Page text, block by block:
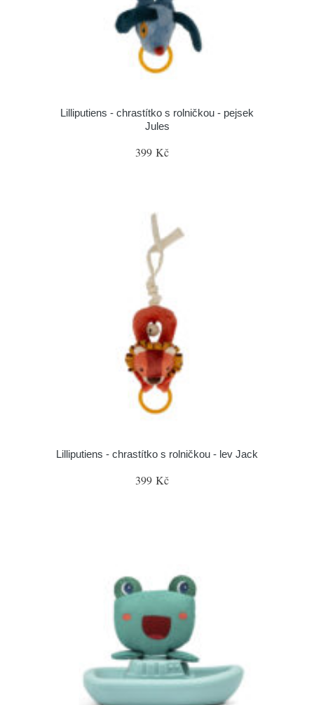
Lilliputiens - chrastítko s rolničkou - pejsek
Jules
399 Kč
Lilliputiens - chrastítko s rolničkou - lev Jack
399 Kč